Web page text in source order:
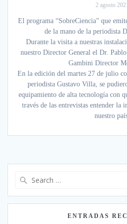
2 agosto
El programa “SobreCiencia” que
de la mano de la periodista
Durante la visita a nuestras
nuestro Director General el Dr.
Gambini Director
En la edición del martes 27 de julio
periodista Gustavo Villa, se
equipamiento de alta tecnología con
través de las entrevistas entender la
nuestro
ENTRADAS